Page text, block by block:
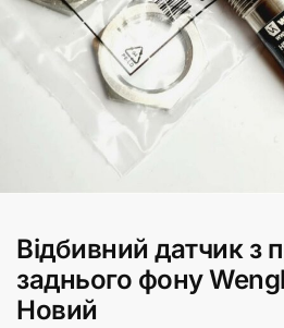
Відбивний датчик з
заднього фону
Новий